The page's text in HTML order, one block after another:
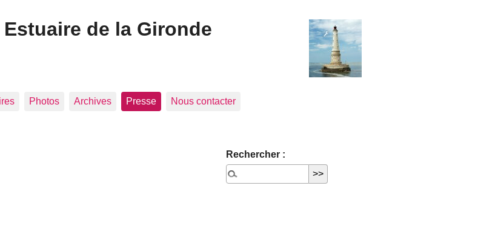
Estuaire de la Gironde
Photos Archives Presse Nous contacter
Rechercher :